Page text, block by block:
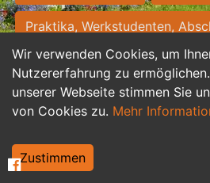
Wir verwenden Cookies, um
Nutzererfahrung zu
unserer Webseite stimmen Sie
von Cookies zu. Mehr
Zustimmen
Praktika, Werkstudenten,
Personalwesen Assistenz,
Hilfskräfte, Aushilfs- und
Weiterbildung, Studium, duale